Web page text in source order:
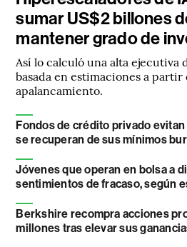
sumar US$2 billones
mantener grado de
Así lo calculó una alta ejecutiva
basada en estimaciones a partir
apalancamiento.
Fondos de crédito privado
se recuperan de sus mínimos
Jóvenes que operan en bolsa a
sentimientos de fracaso, según
Berkshire recompra acciones
millones tras elevar sus